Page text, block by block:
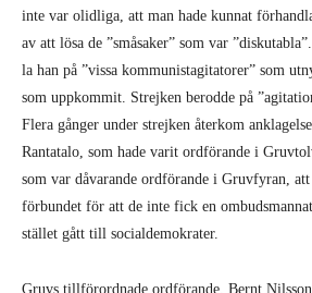
inte var olidliga, att man hade kunnat
av att lösa de ”småsaker” som var
la han på ”vissa kommunistagitatorer” som
som uppkommit. Strejken berodde på
Flera gånger under strejken återkom
Rantatalo, som hade varit ordförande i
som var dåvarande ordförande i Gruvfyran,
förbundet för att de inte fick en
stället gått till socialdemokrater.
Gruvs tillförordnade ordförande, Bernt